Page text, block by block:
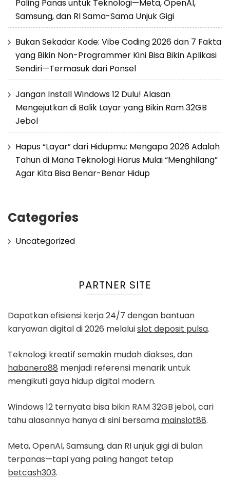
Paling Panas untuk Teknologi—Meta, OpenAI,
Samsung, dan RI Sama-Sama Unjuk Gigi
Bukan Sekadar Kode: Vibe Coding 2026 dan 7 Fakta
yang Bikin Non-Programmer Kini Bisa Bikin Aplikasi
Sendiri—Termasuk dari Ponsel
Jangan Install Windows 12 Dulu! Alasan
Mengejutkan di Balik Layar yang Bikin Ram 32GB
Jebol
Hapus “Layar” dari Hidupmu: Mengapa 2026 Adalah
Tahun di Mana Teknologi Harus Mulai “Menghilang”
Agar Kita Bisa Benar-Benar Hidup
Categories
Uncategorized
PARTNER SITE
Dapatkan efisiensi kerja 24/7 dengan bantuan
karyawan digital di 2026 melaluislot deposit pulsa.
Teknologi kreatif semakin mudah diakses, dan
habanero88 menjadi referensi menarik untuk
mengikuti gaya hidup digital modern.
Windows 12 ternyata bisa bikin RAM 32GB jebol, cari
tahu alasannya hanya di sini bersama mainslot88.
Meta, OpenAI, Samsung, dan RI unjuk gigi di bulan
terpanas—tapi yang paling hangat tetap
betcash303.